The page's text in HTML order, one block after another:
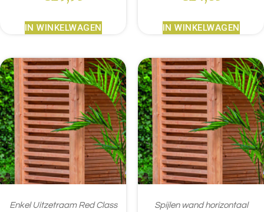
IN WINKELWAGEN IN WINKELWAGEN
Enkel Uitzetraam Red Class
Spijlen wand horizontaal